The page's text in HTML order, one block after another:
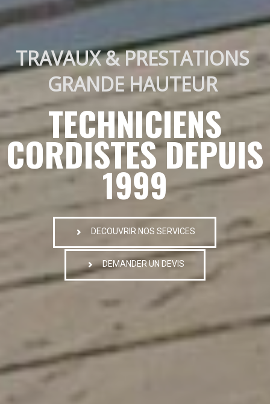
TRAVAUX & PRESTATIONS
GRANDE HAUTEUR
TECHNICIENS
CORDISTES DEPUIS
1999
DECOUVRIR NOS SERVICES
DEMANDER UN DEVIS